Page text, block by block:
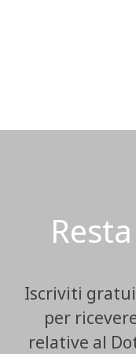
Iscriviti
per
relative al